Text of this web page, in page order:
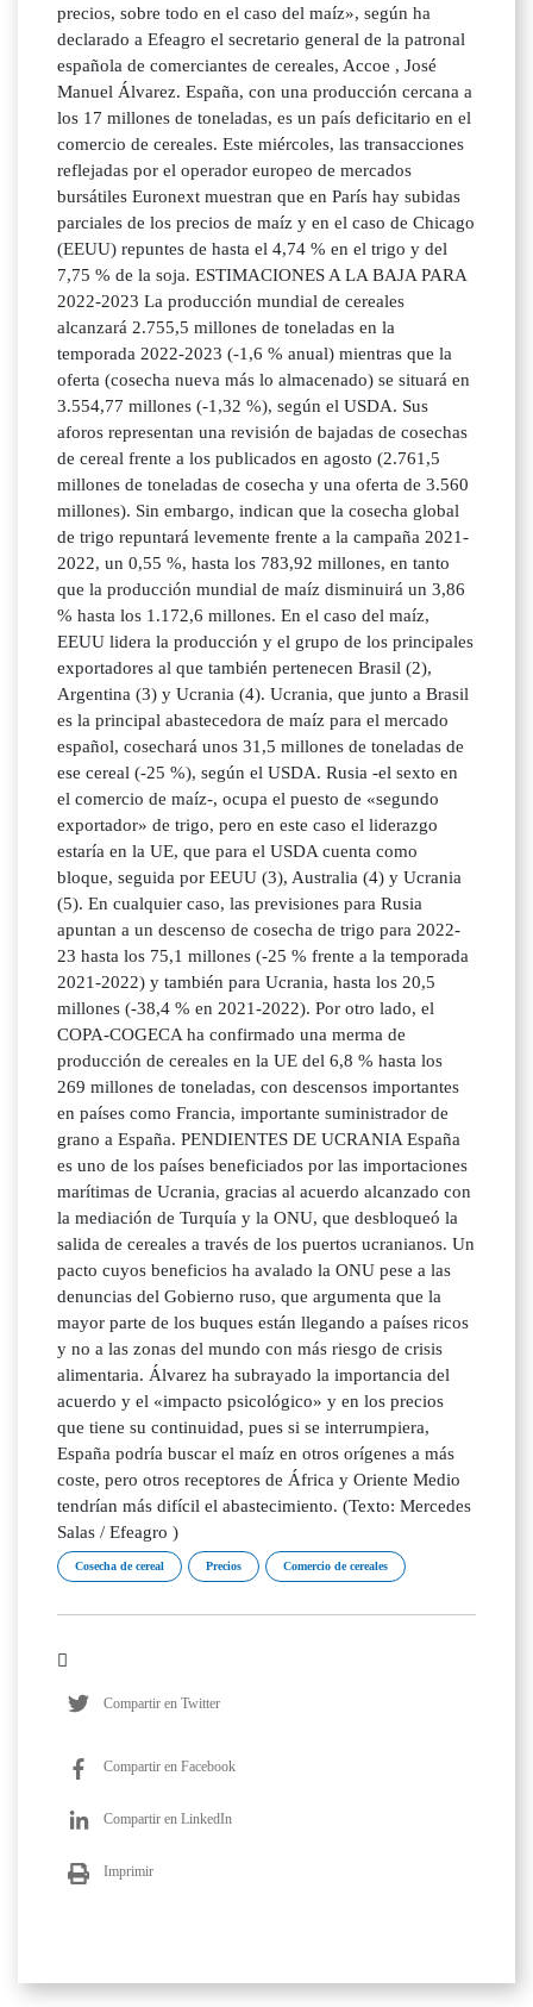
precios, sobre todo en el caso del maíz», según ha
declarado a Efeagro el secretario general de la patronal
española de comerciantes de cereales, Accoe , José
Manuel Álvarez. España, con una producción cercana a
los 17 millones de toneladas, es un país deficitario en el
comercio de cereales. Este miércoles, las transacciones
reflejadas por el operador europeo de mercados
bursátiles Euronext muestran que en París hay subidas
parciales de los precios de maíz y en el caso de Chicago
(EEUU) repuntes de hasta el 4,74 % en el trigo y del
7,75 % de la soja. ESTIMACIONES A LA BAJA PARA
2022-2023 La producción mundial de cereales
alcanzará 2.755,5 millones de toneladas en la
temporada 2022-2023 (-1,6 % anual) mientras que la
oferta (cosecha nueva más lo almacenado) se situará en
3.554,77 millones (-1,32 %), según el USDA. Sus
aforos representan una revisión de bajadas de cosechas
de cereal frente a los publicados en agosto (2.761,5
millones de toneladas de cosecha y una oferta de 3.560
millones). Sin embargo, indican que la cosecha global
de trigo repuntará levemente frente a la campaña 2021-
2022, un 0,55 %, hasta los 783,92 millones, en tanto
que la producción mundial de maíz disminuirá un 3,86
% hasta los 1.172,6 millones. En el caso del maíz,
EEUU lidera la producción y el grupo de los principales
exportadores al que también pertenecen Brasil (2),
Argentina (3) y Ucrania (4). Ucrania, que junto a Brasil
es la principal abastecedora de maíz para el mercado
español, cosechará unos 31,5 millones de toneladas de
ese cereal (-25 %), según el USDA. Rusia -el sexto en
el comercio de maíz-, ocupa el puesto de «segundo
exportador» de trigo, pero en este caso el liderazgo
estaría en la UE, que para el USDA cuenta como
bloque, seguida por EEUU (3), Australia (4) y Ucrania
(5). En cualquier caso, las previsiones para Rusia
apuntan a un descenso de cosecha de trigo para 2022-
23 hasta los 75,1 millones (-25 % frente a la temporada
2021-2022) y también para Ucrania, hasta los 20,5
millones (-38,4 % en 2021-2022). Por otro lado, el
COPA-COGECA ha confirmado una merma de
producción de cereales en la UE del 6,8 % hasta los
269 millones de toneladas, con descensos importantes
en países como Francia, importante suministrador de
grano a España. PENDIENTES DE UCRANIA España
es uno de los países beneficiados por las importaciones
marítimas de Ucrania, gracias al acuerdo alcanzado con
la mediación de Turquía y la ONU, que desbloqueó la
salida de cereales a través de los puertos ucranianos. Un
pacto cuyos beneficios ha avalado la ONU pese a las
denuncias del Gobierno ruso, que argumenta que la
mayor parte de los buques están llegando a países ricos
y no a las zonas del mundo con más riesgo de crisis
alimentaria. Álvarez ha subrayado la importancia del
acuerdo y el «impacto psicológico» y en los precios
que tiene su continuidad, pues si se interrumpiera,
España podría buscar el maíz en otros orígenes a más
coste, pero otros receptores de África y Oriente Medio
tendrían más difícil el abastecimiento. (Texto: Mercedes
Salas / Efeagro )
Cosecha de cereal Precios Comercio de cereales
Compartir en Twitter
Compartir en Facebook
Compartir en LinkedIn
Imprimir